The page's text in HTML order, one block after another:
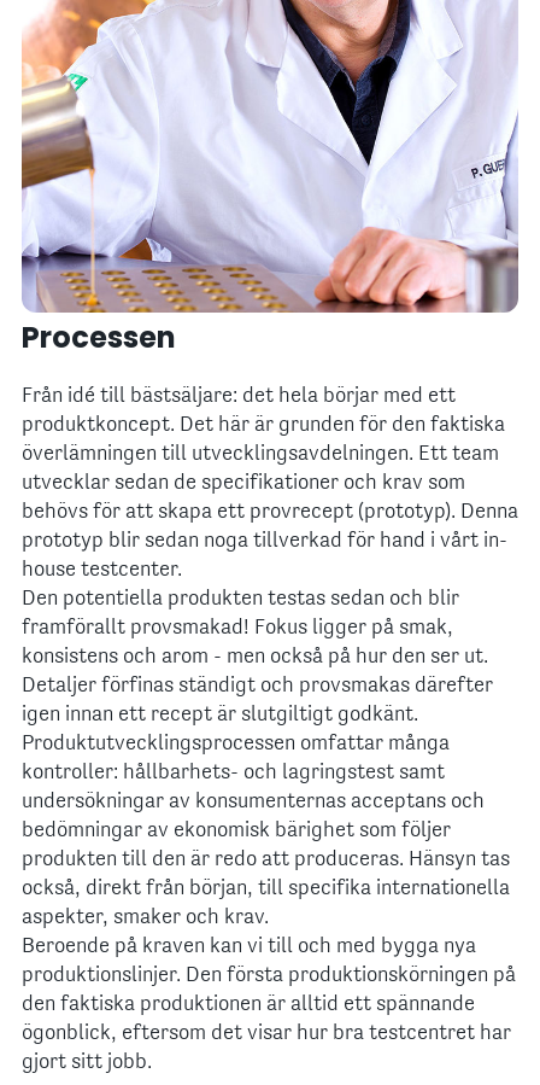
Processen
Från idé till bästsäljare: det hela börjar med ett
produktkoncept. Det här är grunden för den faktiska
överlämningen till utvecklingsavdelningen. Ett team
utvecklar sedan de specifikationer och krav som
behövs för att skapa ett provrecept (prototyp). Denna
prototyp blir sedan noga tillverkad för hand i vårt in-
house testcenter.
Den potentiella produkten testas sedan och blir
framförallt provsmakad! Fokus ligger på smak,
konsistens och arom - men också på hur den ser ut.
Detaljer förfinas ständigt och provsmakas därefter
igen innan ett recept är slutgiltigt godkänt.
Produktutvecklingsprocessen omfattar många
kontroller: hållbarhets- och lagringstest samt
undersökningar av konsumenternas acceptans och
bedömningar av ekonomisk bärighet som följer
produkten till den är redo att produceras. Hänsyn tas
också, direkt från början, till specifika internationella
aspekter, smaker och krav.
Beroende på kraven kan vi till och med bygga nya
produktionslinjer. Den första produktionskörningen på
den faktiska produktionen är alltid ett spännande
ögonblick, eftersom det visar hur bra testcentret har
gjort sitt jobb.